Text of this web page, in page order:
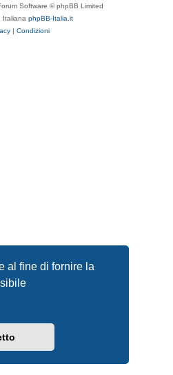
al fine di fornire la
Software © phpBB Limited
Italiana phpBB-Italia.it
| Condizioni